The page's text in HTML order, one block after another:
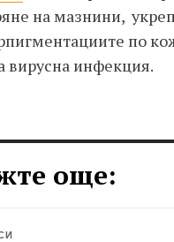
на мазнини,
по
вирусна инфекция.
още: